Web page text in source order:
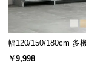
幅120/150/180cm 多
ード 木目/石目調 オー
引き出し収納付き
￥9,998